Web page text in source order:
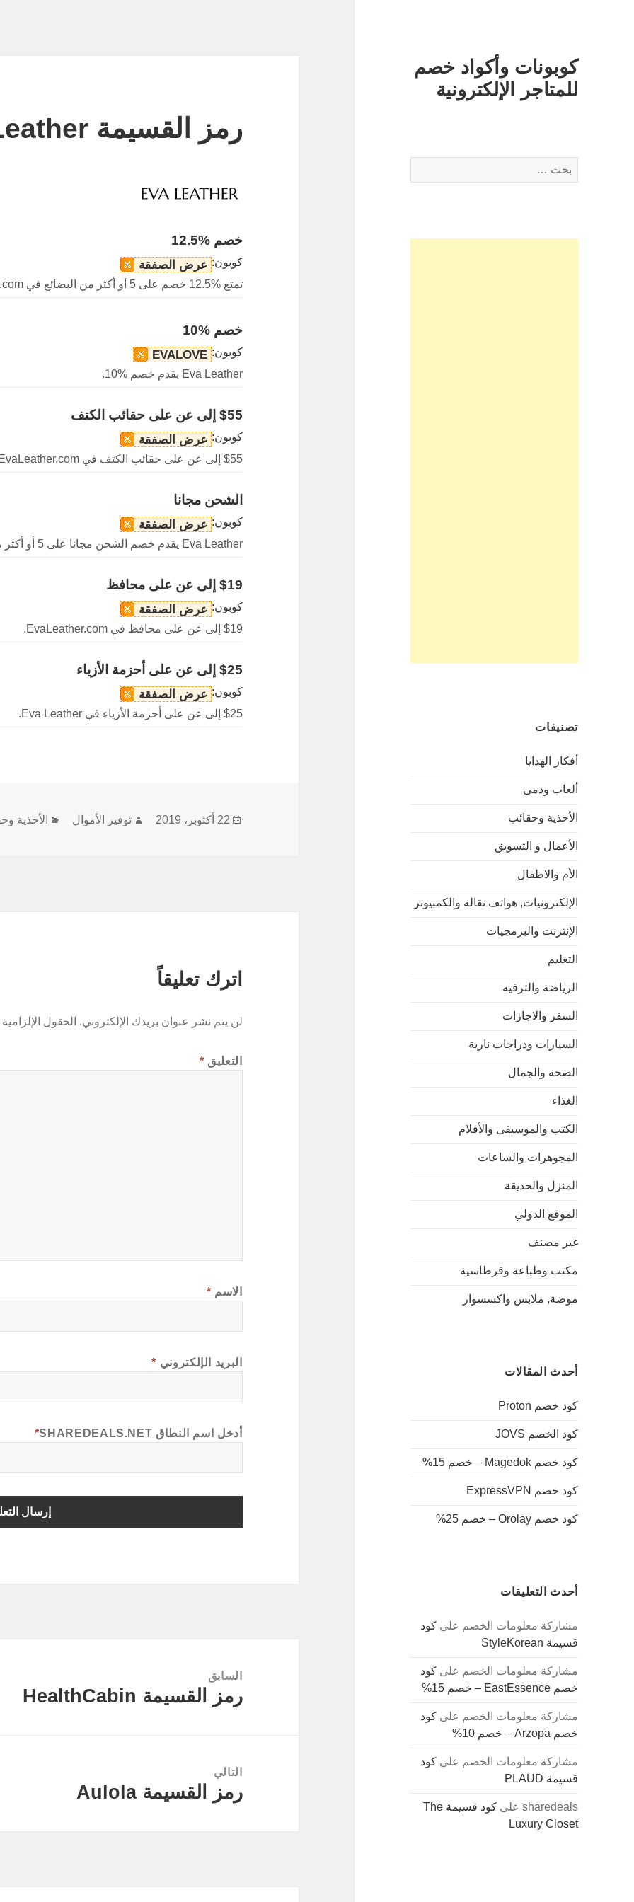
كوبونات وأكواد خصم
للمتاجر الإلكترونية
عن:
تصنيفات
أفكار الهدايا
ألعاب ودمى
الأحذية وحقائب
الأعمال و التسويق
الأم والاطفال
الإلكترونيات, هواتف نقالة والكمبيوتر
الإنترنت والبرمجيات
التعليم
الرياضة والترفيه
السفر والاجازات
السيارات ودراجات نارية
الصحة والجمال
الغذاء
الكتب والموسيقى والأفلام
المجوهرات والساعات
المنزل والحديقة
الموقع الدولي
غير مصنف
مكتب وطباعة وقرطاسية
موضة, ملابس واكسسوار
أحدث المقالات
كود خصم Proton
كود الخصم JOVS
كود خصم Magedok – خصم 15%
كود خصم ExpressVPN
كود خصم Orolay – خصم 25%
أحدث التعليقات
مشاركة معلومات الخصم علىكود
قسيمة StyleKorean
مشاركة معلومات الخصم علىكود
خصم EastEssence – خصم 15%
مشاركة معلومات الخصم علىكود
خصم Arzopa – خصم 10%
مشاركة معلومات الخصم علىكود
قسيمة PLAUD
sharedeals على
كود قسيمة The
Luxury Closet
رمز القسيمة EvaLeather
خصم %12.5
كوبون: عرض الصفقة
تمتع %12.5 خصم على 5 أو أكثر من البضائع في EvaLeather.com.
خصم %10
كوبون: EVALOVE
Eva Leather يقدم خصم %10.
$55 إلى عن على حقائب الكتف
كوبون: عرض الصفقة
$55 إلى عن على حقائب الكتف في EvaLeather.com.
الشحن مجانا
كوبون: عرض الصفقة
Eva Leather يقدم خصم الشحن مجانا على 5 أو أكثر من البضائع.
$19 إلى عن على محافظ
كوبون: عرض الصفقة
$19 إلى عن على محافظ في EvaLeather.com.
$25 إلى عن على أحزمة الأزياء
كوبون: عرض الصفقة
$25 إلى عن على أحزمة الأزياء في Eva Leather.
نُشرت
22 أكتوبر، 2019 الكاتب
توفير الأموال التصنيفات
الأحذية
اترك تعليقاً
لن يتم نشر عنوان بريدك الإلكتروني. الحقول
التعليق *
الاسم *
البريد الإلكتروني *
أدخل اسم النطاق SHAREDEALS.NET *
السابق
المقالة
رمز القسيمة HealthCabin
التالي
المقالة
رمز القسيمة Aulola